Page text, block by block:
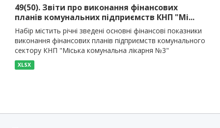
49(50). Звіти про виконання фінансових
планів комунальних підприємств КНП "Мі...
Набір містить річні зведені основні фінансові показники
виконання фінансових планів підприємств комунального
сектору КНП "Міська комунальна лікарня №3"
XLSX